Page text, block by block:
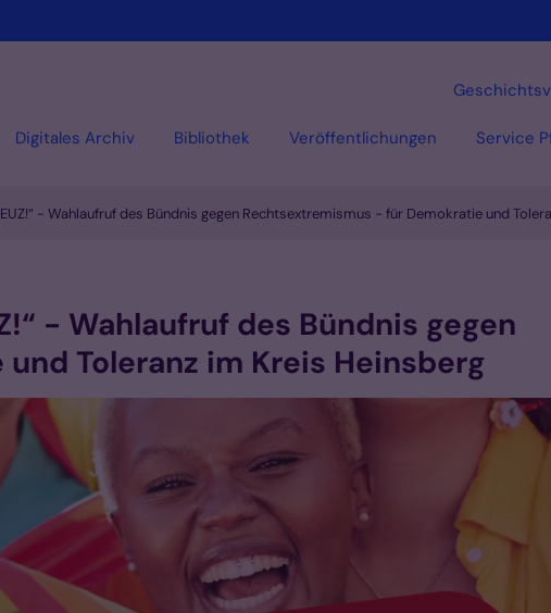
Digitales Archiv Bibliothek Veröffentlichungen Service
- Wahlaufruf des Bündnis gegen Rechtsextremismus - für Demokratie und
- Wahlaufruf des Bündnis gegen
Toleranz im Kreis Heinsberg